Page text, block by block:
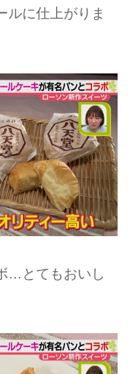
ルに仕上がりま
…とてもおいし